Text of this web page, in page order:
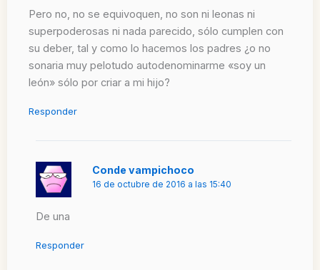
Pero no, no se equivoquen, no son ni leonas ni
superpoderosas ni nada parecido, sólo cumplen con
su deber, tal y como lo hacemos los padres ¿o no
sonaria muy pelotudo autodenominarme «soy un
león» sólo por criar a mi hijo?
Responder
Conde vampichoco
16 de octubre de 2016 a las 15:40
De una
Responder